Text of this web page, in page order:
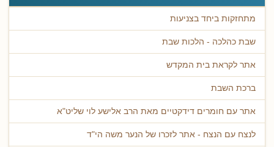
מתחזקות ביחד בצניעות
שבת כהלכה - הלכות שבת
אתר לקראת בית המקדש
ברכת השבת
אתר עם חומרים דידקטיים מאת הרב אלישע לוי שליט"א
לנצח עם הנצח - אתר לזכרו של הנער משה הי"ד